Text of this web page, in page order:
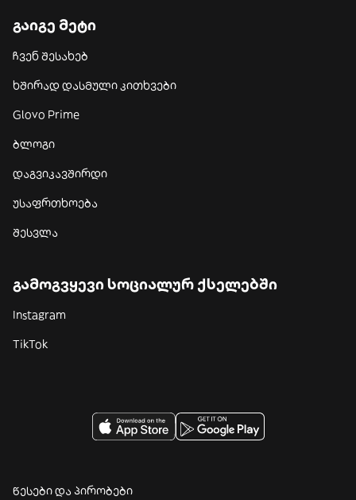
გაიგე მეტი
ჩვენ შესახებ
ხშირად დასმული კითხვები
Glovo Prime
ბლოგი
დაგვიკავშირდი
უსაფრთხოება
შესვლა
გამოგვყევი სოციალურ ქსელებში
Instagram
TikTok
წესები და პირობები